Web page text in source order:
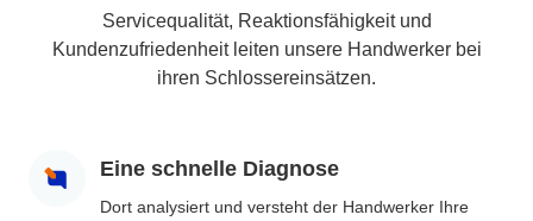
Servicequalität, Reaktionsfähigkeit und
Kundenzufriedenheit leiten unsere Handwerker bei
ihren Schlossereinsätzen.
Eine schnelle Diagnose
Dort analysiert und versteht der Handwerker Ihre